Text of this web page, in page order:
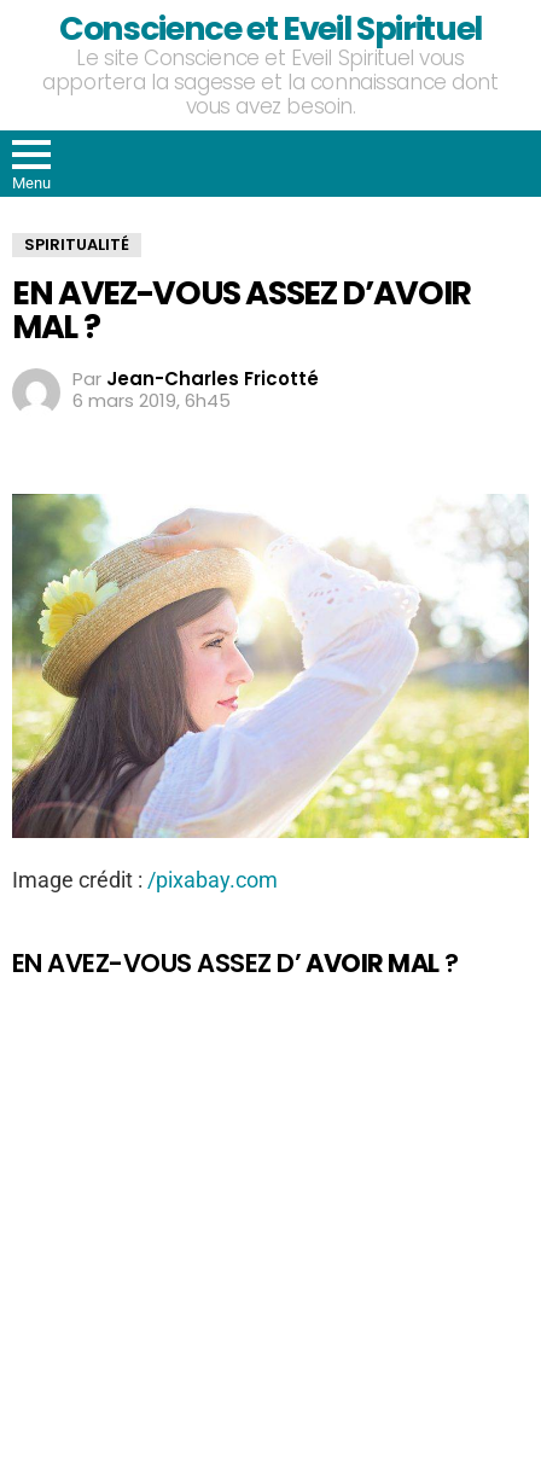
Conscience et Eveil Spirituel
Le site Conscience et Eveil Spirituel vous
apportera la sagesse et la connaissance dont
vous avez besoin.
Menu
SPIRITUALITÉ
EN AVEZ-VOUS ASSEZ D’AVOIR
MAL ?
Par Jean-Charles Fricotté
6 mars 2019, 6h45
Image crédit : /pixabay.com
EN AVEZ-VOUS ASSEZ D’AVOIR MAL?